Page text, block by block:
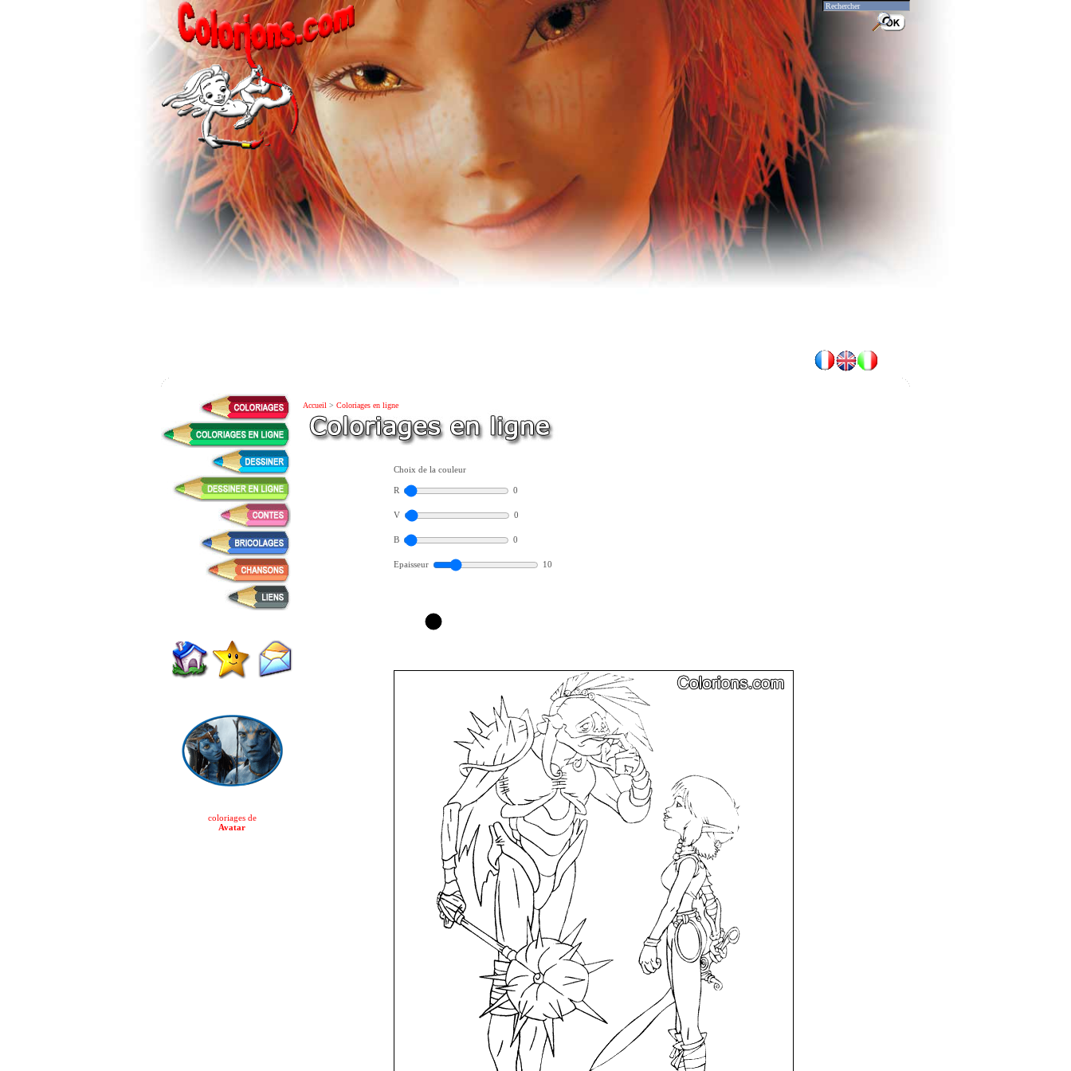
coloriages de
Avatar
Accueil > Coloriages en ligne
Choix de la couleur
R 0
V 0
B 0
Epaisseur 10